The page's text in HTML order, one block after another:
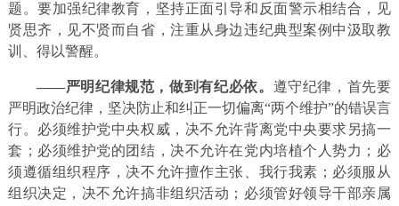
题。要加强纪律教育，坚持正面引导和反面警示相结合，见
贤思齐，见不贤而自省，注重从身边违纪典型案例中汲取教
训、得以警醒。
——严明纪律规范，做到有纪必依。 遵守纪律，首先要
严明政治纪律，坚决防止和纠正一切偏离“两个维护”的错误言
行。必须维护党中央权威，决不允许背离党中央要求另搞一
套；必须维护党的团结，决不允许在党内培植个人势力；必
须遵循组织程序，决不允许擅作主张、我行我素；必须服从
组织决定，决不允许搞非组织活动；必须管好领导干部亲属